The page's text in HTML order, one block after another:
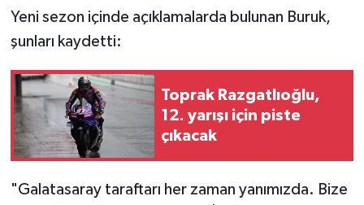
Yeni sezon içinde açıklamalarda bulunan Buruk,
şunları kaydetti:
Toprak Razgatlıoğlu,
12. yarışı için piste
çıkacak
"Galatasaray taraftarı her zaman yanımızda. Bize